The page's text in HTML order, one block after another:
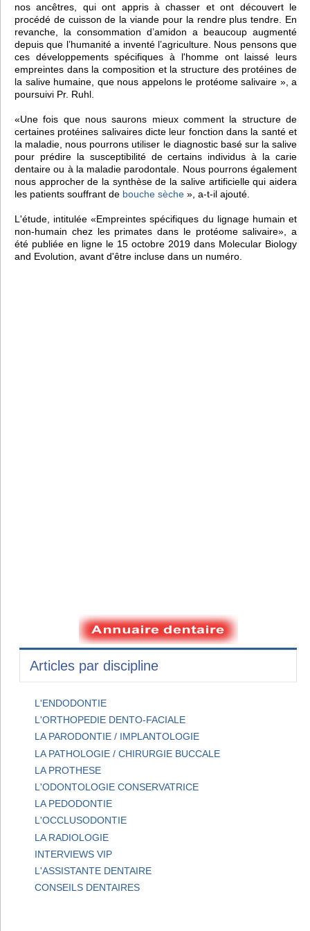
nos ancêtres, qui ont appris à chasser et ont découvert le
procédé de cuisson de la viande pour la rendre plus tendre. En
revanche, la consommation d’amidon a beaucoup augmenté
depuis que l’humanité a inventé l’agriculture. Nous pensons que
ces développements spécifiques à l'homme ont laissé leurs
empreintes dans la composition et la structure des protéines de
la salive humaine, que nous appelons le protéome salivaire », a
poursuivi Pr. Ruhl.
«Une fois que nous saurons mieux comment la structure de
certaines protéines salivaires dicte leur fonction dans la santé et
la maladie, nous pourrons utiliser le diagnostic basé sur la salive
pour prédire la susceptibilité de certains individus à la carie
dentaire ou à la maladie parodontale. Nous pourrons également
nous approcher de la synthèse de la salive artificielle qui aidera
les patients souffrant de bouche sèche », a-t-il ajouté.
L'étude, intitulée «Empreintes spécifiques du lignage humain et
non-humain chez les primates dans le protéome salivaire», a
été publiée en ligne le 15 octobre 2019 dans Molecular Biology
and Evolution, avant d'être incluse dans un numéro.
Articles par discipline
L'ENDODONTIE
L'ORTHOPEDIE DENTO-FACIALE
LA PARODONTIE / IMPLANTOLOGIE
LA PATHOLOGIE / CHIRURGIE BUCCALE
LA PROTHESE
L'ODONTOLOGIE CONSERVATRICE
LA PEDODONTIE
L'OCCLUSODONTIE
LA RADIOLOGIE
INTERVIEWS VIP
L'ASSISTANTE DENTAIRE
CONSEILS DENTAIRES